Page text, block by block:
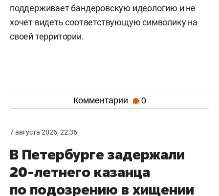
поддерживает бандеровскую идеологию и не
хочет видеть соответствующую символику на
своей территории.
Комментарии 0
7 августа 2026, 22:36
В Петербурге задержали
20-летнего казанца
по подозрению в хищении